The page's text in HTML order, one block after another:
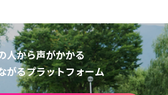
人から声がかかる
がるプラットフォーム